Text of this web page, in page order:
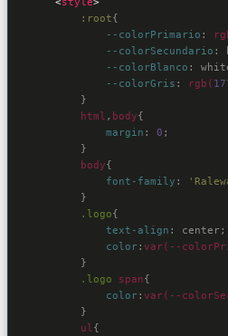
:root{
--colorPrimario :
--colorSecundario :
--colorBlanco :
--colorGris : rgb(
}
html , body{
margin : 0 ;
}
body{
font-family :
}
.logo{
text-align : center ;
color : var(--
}
.logo
span{
color : var(--
}
ul{